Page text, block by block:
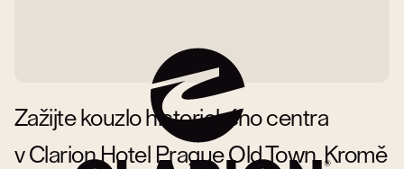
Zažijte kouzlo historického centra
v Clarion Hotel Prague Old Town. Kromě